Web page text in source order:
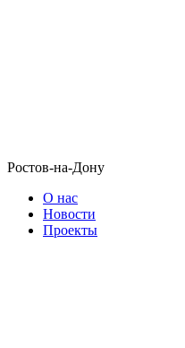
Ростов-на-Дону
О нас
Новости
Проекты